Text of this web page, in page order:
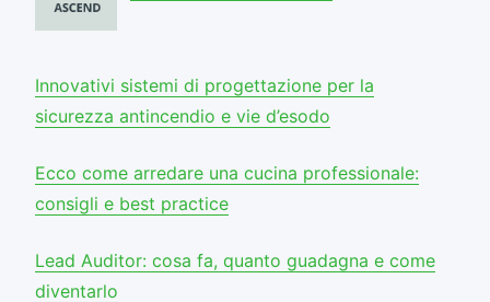
Innovativi sistemi di progettazione per la
sicurezza antincendio e vie d’esodo
Ecco come arredare una cucina professionale:
consigli e best practice
Lead Auditor: cosa fa, quanto guadagna e come
diventarlo